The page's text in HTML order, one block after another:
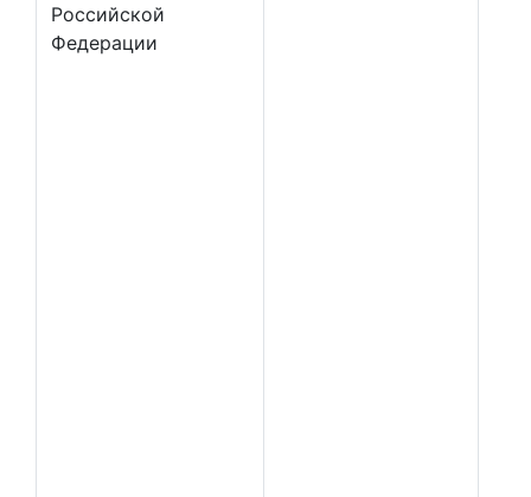
Российской
Федерации